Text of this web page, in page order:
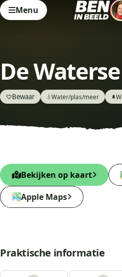
Menu
De
♡Bewaar 💧Water/plas/meer 🌲
Bekijken op kaart
Apple Maps
Praktische informatie